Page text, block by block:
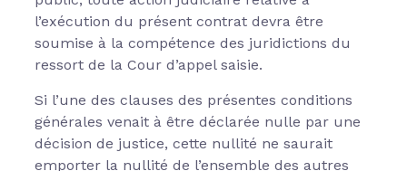
l’exécution du présent contrat devra être
soumise à la compétence des juridictions du
ressort de la Cour d’appel saisie.
Si l’une des clauses des présentes conditions
générales venait à être déclarée nulle par une
décision de justice, cette nullité ne saurait
emporter la nullité de l’ensemble des autres